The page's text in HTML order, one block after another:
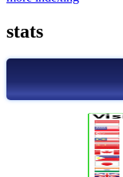
stats